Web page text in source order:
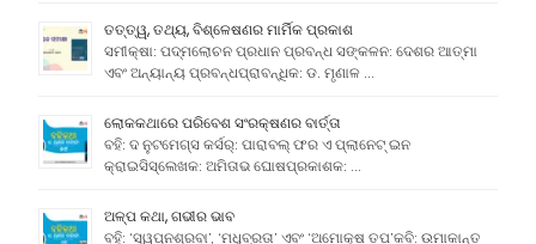
ତତ୍ତ୍ୱ, ତଥ୍ୟ, ବିଶ୍ଳେଷଣର ମାର୍ମିକ ପ୍ରକାଶ
ସମୀକ୍ଷା: ପଦ୍ମଲୋଚନ ପ୍ରଧାନ ପ୍ରବନ୍ଧ ସଙ୍କଳନ: ଦେଶର ଆତ୍ମା
ଏବଂ ଅନ୍ୟାନ୍ୟ ପ୍ରବନ୍ଧପ୍ରାବନ୍ଧିକ: ଡ. ମୃଣାଳ …
ଲୋକକଥାରେ ପରିବେଶ ସଂରକ୍ଷଣର ବାର୍ତ୍ତା
ବହି: ଦ ନୁଟମେଗ୍ସ କର୍ସର୍: ପାରାବଲ୍ ଫର ଏ ପ୍ଲାନେଟ୍ ଇନ
କ୍ରାଇସିସ୍ଲେଖକ: ଅମିତାଭ ଘୋଷପ୍ରକାଶକ: …
ଅଳ୍ପ କଥା, ଗଭୀର ଭାବ
ବହି: ‘ସ୍ୱପ୍ନଶ୍ରବା’, ‘ମଧୁବ୍ରତା’ ଏବଂ ‘ଅମୋକ୍ଷ ତପ’କବି: ଉମାକାନ୍ତ